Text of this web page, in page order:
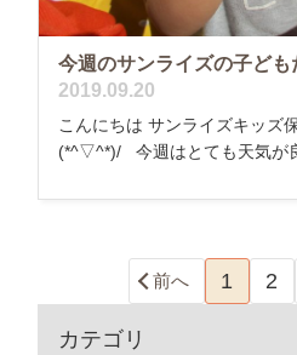
今週のサンライズの子ど
2019.09.20
こんにちは サンライズキッ
(*^▽^*)/ 今週はとても天気が
前へ 1 2
カテゴリ